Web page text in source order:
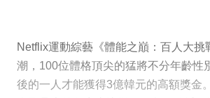
Netflix運動綜藝《體能之巔：百人大挑
潮，100位體格頂尖的猛將不分年齡性
後的一人才能獲得3億韓元的高額獎金